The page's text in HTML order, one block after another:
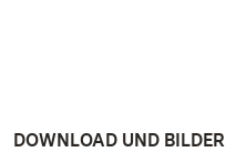
DOWNLOAD UND BILDER